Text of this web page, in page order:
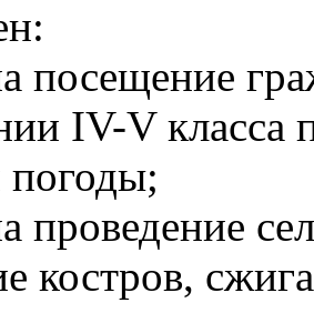
посещение
IV-V класса
погоды;
проведение
костров,